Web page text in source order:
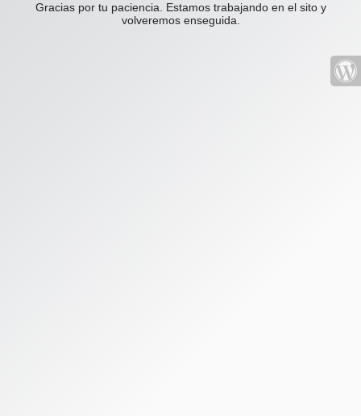
Gracias por tu paciencia. Estamos trabajando en el sito y
volveremos enseguida.